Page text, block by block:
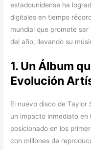
estadounidense ha
digitales en tiempo
mundial que promete
del año, llevando su
1. Un Álbum
Evolución
El nuevo disco de Taylor
un impacto inmediato en
posicionado en los
con millones de